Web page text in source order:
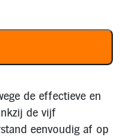
de effectieve en
de vijf
eenvoudig af op